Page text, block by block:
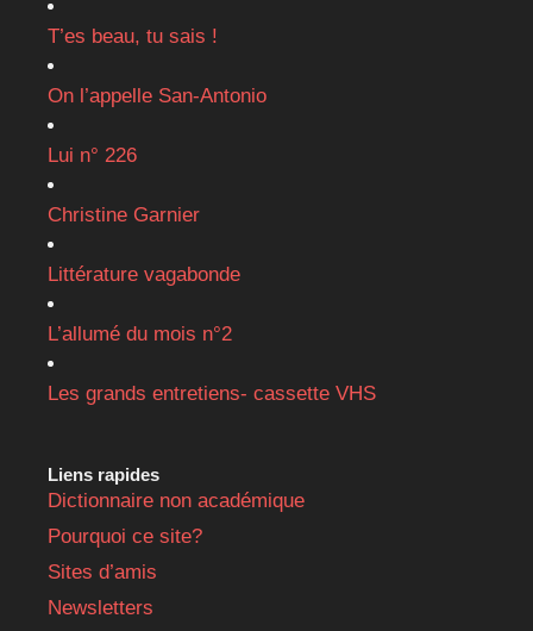
T’es beau, tu sais !
On l’appelle San-Antonio
Lui n° 226
Christine Garnier
Littérature vagabonde
L’allumé du mois n°2
Les grands entretiens- cassette VHS
Liens rapides
Dictionnaire non académique
Pourquoi ce site?
Sites d’amis
Newsletters